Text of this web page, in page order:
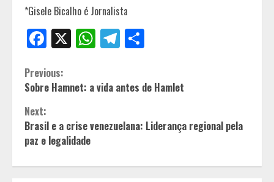
*Gisele Bicalho é Jornalista
Facebook
X WhatsApp
Telegram
Continue
Reading
Previous:
Sobre Hamnet: a vida antes de Hamlet
Next:
Brasil e a crise venezuelana: Liderança regional pela
paz e legalidade